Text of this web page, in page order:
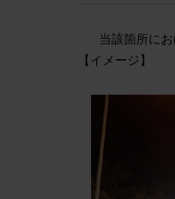
当該箇所に
【イメージ】